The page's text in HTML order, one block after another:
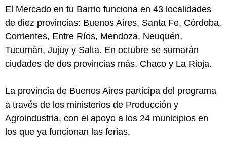
El Mercado en tu Barrio funciona en 43 localidades
de diez provincias: Buenos Aires, Santa Fe, Córdoba,
Corrientes, Entre Ríos, Mendoza, Neuquén,
Tucumán, Jujuy y Salta. En octubre se sumarán
ciudades de dos provincias más, Chaco y La Rioja.
La provincia de Buenos Aires participa del programa
a través de los ministerios de Producción y
Agroindustria, con el apoyo a los 24 municipios en
los que ya funcionan las ferias.